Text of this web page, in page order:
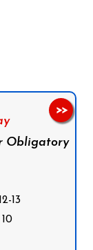
Obligatory
13
>>